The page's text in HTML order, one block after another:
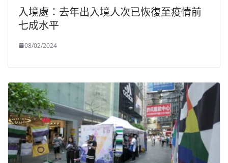
入境處：去年出入境人次已恢復至疫情前
七成水平
08/02/2024